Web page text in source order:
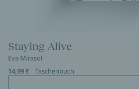
Staying Alive
Eva Mirasol
14,99 €
Taschenbuch